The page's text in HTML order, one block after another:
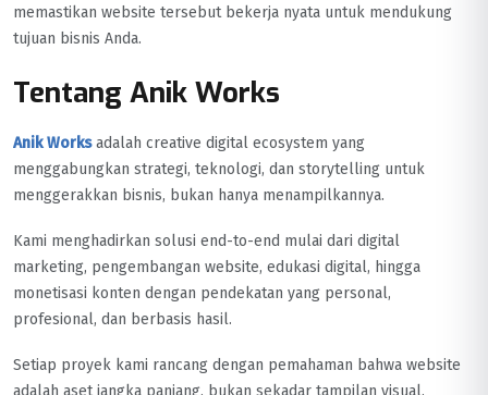
memastikan website tersebut bekerja nyata untuk mendukung
tujuan bisnis Anda.
Tentang Anik Works
Anik Worksadalah creative digital ecosystem yang
menggabungkan strategi, teknologi, dan storytelling untuk
menggerakkan bisnis, bukan hanya menampilkannya.
Kami menghadirkan solusi end-to-end mulai dari digital
marketing, pengembangan website, edukasi digital, hingga
monetisasi konten dengan pendekatan yang personal,
profesional, dan berbasis hasil.
Setiap proyek kami rancang dengan pemahaman bahwa website